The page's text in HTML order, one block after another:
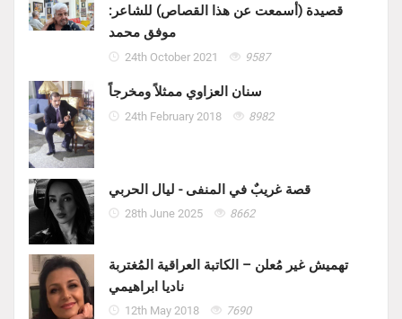
قصيدة (أسمعت عن هذا القصاص) للشاعر:
موفق محمد
24th October 2021 9587
سنان العزاوي ممثلاً ومخرجاً
24th February 2018 8982
قصة غريبٌ في المنفى - ليال الحربي
28th June 2025 8662
تهميش غير مُعلن – الكاتبة العراقية المُغتربة
ناديا ابراهيمي
12th May 2018 7690